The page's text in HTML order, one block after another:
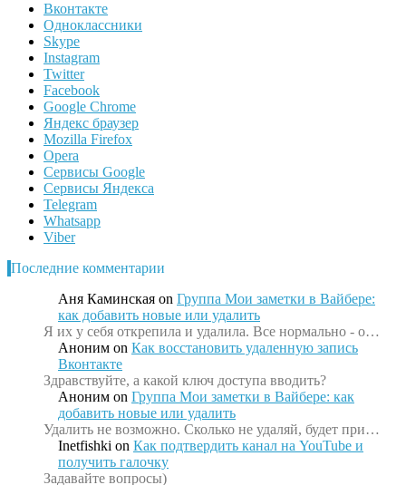
Вконтакте
Одноклассники
Skype
Instagram
Twitter
Facebook
Google Chrome
Яндекс браузер
Mozilla Firefox
Opera
Сервисы Google
Сервисы Яндекса
Telegram
Whatsapp
Viber
Последние комментарии
Аня Каминская on Группа Мои заметки в Вайбере:
как добавить новые или удалить
Я их у себя открепила и удалила. Все нормально - о…
Аноним on Как восстановить удаленную запись
Вконтакте
Здравствуйте, а какой ключ доступа вводить?
Аноним on Группа Мои заметки в Вайбере: как
добавить новые или удалить
Удалить не возможно. Сколько не удаляй, будет при…
Inetfishki on Как подтвердить канал на YouTube и
получить галочку
Задавайте вопросы)